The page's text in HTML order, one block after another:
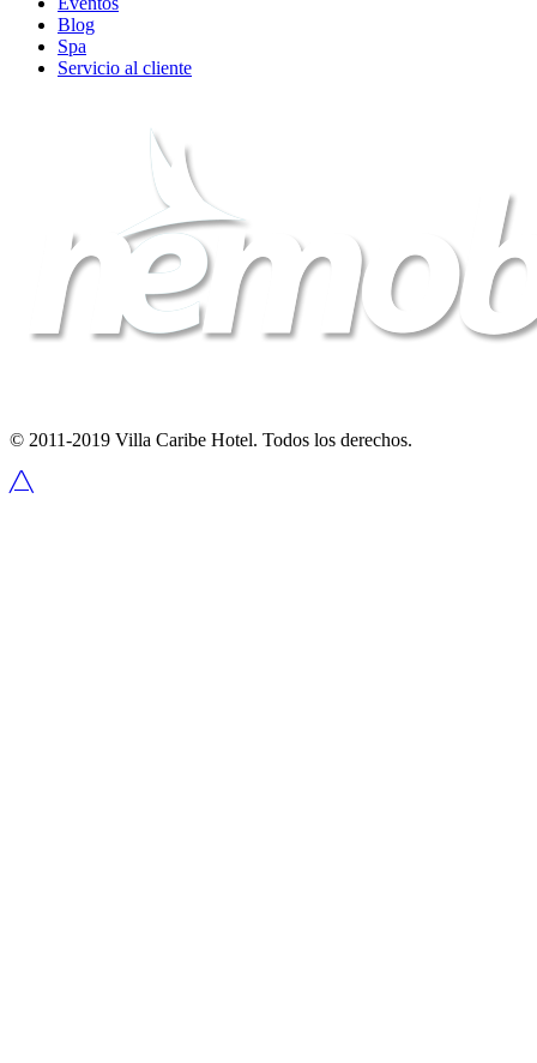
Blog
Spa
Servicio al cliente
© 2011-2019 Villa Caribe Hotel. Todos los derechos.
╱╲